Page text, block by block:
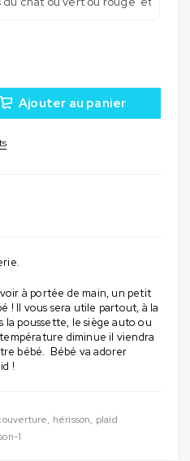
à portée de main, un petit
! Il vous sera utile partout, à la
la poussette, le siège auto ou
diminue il viendra
bébé. Bébé va adorer
!
Ajouter au panier
, hérisson, plaid
1